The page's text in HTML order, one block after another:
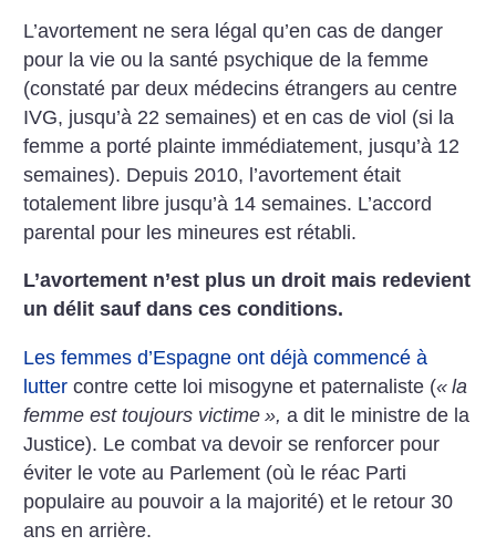
L’avortement ne sera légal qu’en cas de danger
pour la vie ou la santé psychique de la femme
(constaté par deux médecins étrangers au centre
IVG, jusqu’à 22 semaines) et en cas de viol (si la
femme a porté plainte immédiatement, jusqu’à 12
semaines). Depuis 2010, l’avortement était
totalement libre jusqu’à 14 semaines. L’accord
parental pour les mineures est rétabli.
L’avortement n’est plus un droit mais redevient
un délit sauf dans ces conditions.
Les femmes d’Espagne ont déjà commencé à
lutter contre cette loi misogyne et paternaliste (« la
femme est toujours victime »,a dit le ministre de la
Justice). Le combat va devoir se renforcer pour
éviter le vote au Parlement (où le réac Parti
populaire au pouvoir a la majorité) et le retour 30
ans en arrière.